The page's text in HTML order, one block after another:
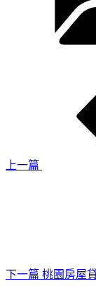
上一篇
下一篇 桃園房屋